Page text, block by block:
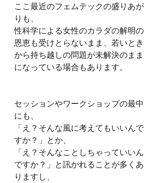
ここ最近のフェムテックの盛りあが
りも、
性科学による女性のカラダの解明の
恩恵も受けとらないまま、若いとき
から持ち越しの問題が未解決のまま
になっている場合もあります。
セッションやワークショップの最中
にも、
「え？そんな風に考えてもいいんで
すか？」とか、
「え？そんなことしちゃっていいん
ですか？」と訊かれることが多くあ
りますし、